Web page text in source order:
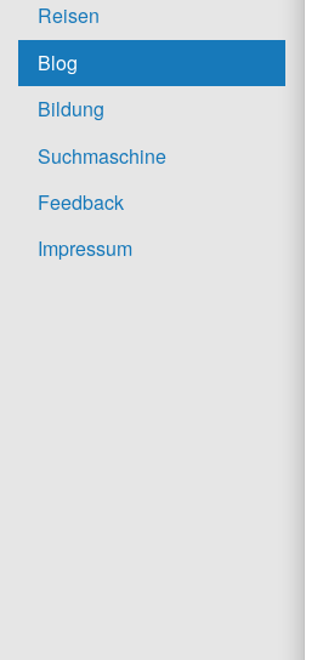
Reisen
Blog
Bildung
Suchmaschine
Feedback
Impressum